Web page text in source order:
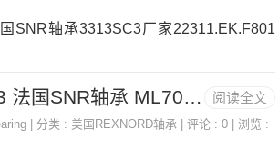
SNR轴承3313SC3厂家22311.EK.F801
3313SC3参数3313SC3价格,3313SC3
3313SC3，FB22427-H RK6-37E1Z，P
阅读全文
3313SC3 法国SNR轴承 ML7017HVDUJ74S
| 分类 :美国REXNORD轴承 | 评论 : 0 | 浏览 :